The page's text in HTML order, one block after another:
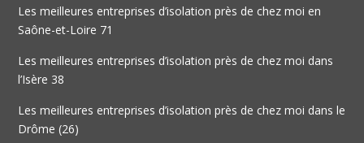
Les meilleures entreprises d’isolation près de chez moi en
Saône-et-Loire 71
Les meilleures entreprises d’isolation près de chez moi dans
l’Isère 38
Les meilleures entreprises d’isolation près de chez moi dans le
Drôme (26)